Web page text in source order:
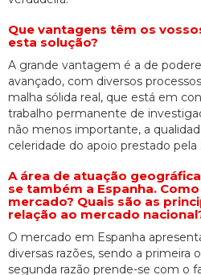
Que vantagens têm os
esta solução?
A grande vantagem é a de
avançado, com diversos
malha sólida real, que está em
trabalho permanente de
não menos importante, a
celeridade do apoio prestado pela
A área de atuação
se também a Espanha.
mercado? Quais são as
relação ao mercado
O mercado em Espanha
diversas razões, sendo a
segunda razão prende-se com o